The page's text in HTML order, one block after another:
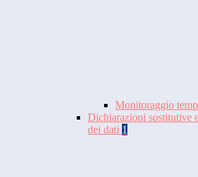
Monitoraggio
Dichiarazioni sostitutive
dei dati 1